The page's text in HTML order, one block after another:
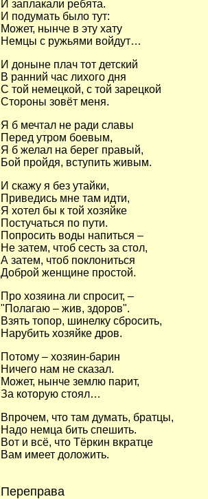
И заплакали ребята.
И подумать было тут:
Может, нынче в эту хату
Немцы с ружьями войдут…
И доныне плач тот детский
В ранний час лихого дня
С той немецкой, с той зарецкой
Стороны зовёт меня.
Я б мечтал не ради славы
Перед утром боевым,
Я б желал на берег правый,
Бой пройдя, вступить живым.
И скажу я без утайки,
Приведись мне там идти,
Я хотел бы к той хозяйке
Постучаться по пути.
Попросить воды напиться –
Не затем, чтоб сесть за стол,
А затем, чтоб поклониться
Доброй женщине простой.
Про хозяина ли спросит, –
"Полагаю – жив, здоров".
Взять топор, шинелку сбросить,
Нарубить хозяйке дров.
Потому – хозяин-барин
Ничего нам не сказал.
Может, нынче землю парит,
За которую стоял…
Впрочем, что там думать, братцы,
Надо немца бить спешить.
Вот и всё, что Тёркин вкратце
Вам имеет доложить.
Переправа